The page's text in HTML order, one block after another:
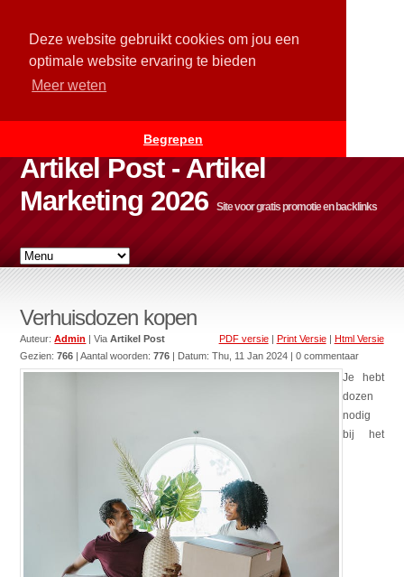
Deze website gebruikt cookies om jou een
optimale website ervaring te bieden
Meer weten
Begrepen
Artikel Post - Artikel
Marketing 2026
Site voor gratis promotie en backlinks
Verhuisdozen kopen
PDF versie| Print Versie| Html Versie
Auteur:Admin | ViaArtikel Post
Gezien:766 | Aantal woorden:776 | Datum:Thu, 11 Jan 2024 | 0 commentaar
Je hebt
dozen
nodig
bij het